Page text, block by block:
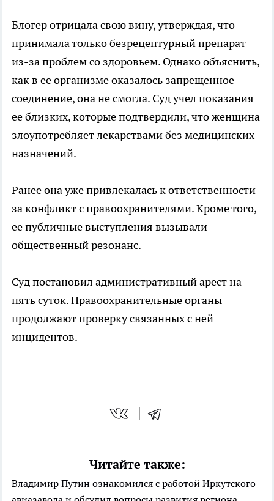
Блогер отрицала свою вину, утверждая, что
принимала только безрецептурный препарат
из-за проблем со здоровьем. Однако объяснить,
как в ее организме оказалось запрещенное
соединение, она не смогла. Суд учел показания
ее близких, которые подтвердили, что женщина
злоупотребляет лекарствами без медицинских
назначений.
Ранее она уже привлекалась к ответственности
за конфликт с правоохранителями. Кроме того,
ее публичные выступления вызывали
общественный резонанс.
Суд постановил административный арест на
пять суток. Правоохранительные органы
продолжают проверку связанных с ней
инцидентов.
Читайте также:
Владимир Путин ознакомился с работой Иркутского